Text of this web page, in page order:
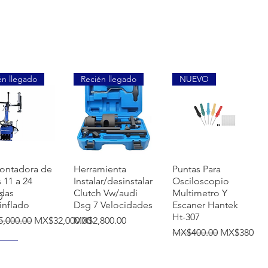
View
llegado
de
11 a 24
Price Sale Price
MX$32,000.00
Quick View
Recién llegado
Herramienta
Instalar/desinstalar
Clutch Vw/audi
Dsg 7 Velocidades
Price
MX$2,800.00
Quick View
NUEVO
Puntas Para
Osciloscopio
Multimetro Y
Escaner Hantek
Ht-307
Regular Price
MX$400.00 Sale Price
MX$380.00